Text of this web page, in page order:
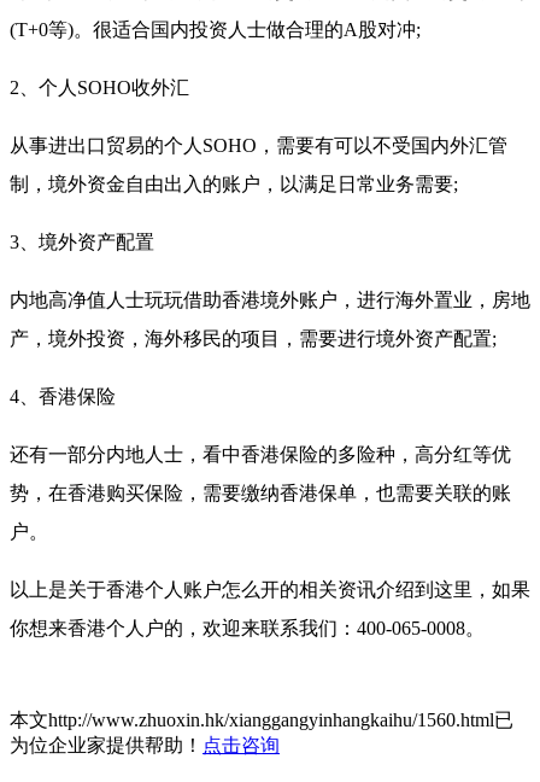
(T+0等)。很适合国内投资人士做合理的A股对冲;
2、个人SOHO收外汇
从事进出口贸易的个人SOHO，需要有可以不受国内外汇管
制，境外资金自由出入的账户，以满足日常业务需要;
3、境外资产配置
内地高净值人士玩玩借助香港境外账户，进行海外置业，房地
产，境外投资，海外移民的项目，需要进行境外资产配置;
4、香港保险
还有一部分内地人士，看中香港保险的多险种，高分红等优
势，在香港购买保险，需要缴纳香港保单，也需要关联的账
户。
以上是关于香港个人账户怎么开的相关资讯介绍到这里，如果
你想来香港个人户的，欢迎来联系我们：400-065-0008。
本文http://www.zhuoxin.hk/xianggangyinhangkaihu/1560.html已
为位企业家提供帮助！ 点击咨询